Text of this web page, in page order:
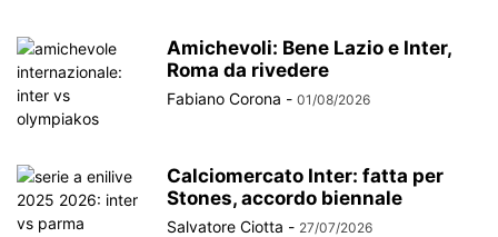
Amichevoli: Bene Lazio e Inter,
Roma da rivedere
Fabiano Corona - 01/08/2026
Calciomercato Inter: fatta per
Stones, accordo biennale
Salvatore Ciotta - 27/07/2026